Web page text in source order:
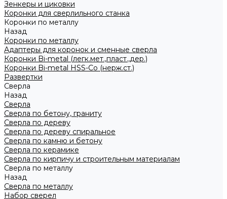
Зенкеры и циковки
Коронки для сверлильного станка
Коронки по металлу
Назад
Коронки по металлу
Адаптеры для коронок и сменные сверла
Коронки Bi-metal (легк.мет.,пласт.,дер.)
Коронки Bi-metal HSS-Co (нерж.ст.)
Развертки
Сверла
Назад
Сверла
Сверла по бетону, граниту
Сверла по дереву
Сверла по дереву спиральное
Сверла по камню и бетону
Сверла по керамике
Сверла по кирпичу и строительным материалам
Сверла по металлу
Назад
Сверла по металлу
Набор сверел